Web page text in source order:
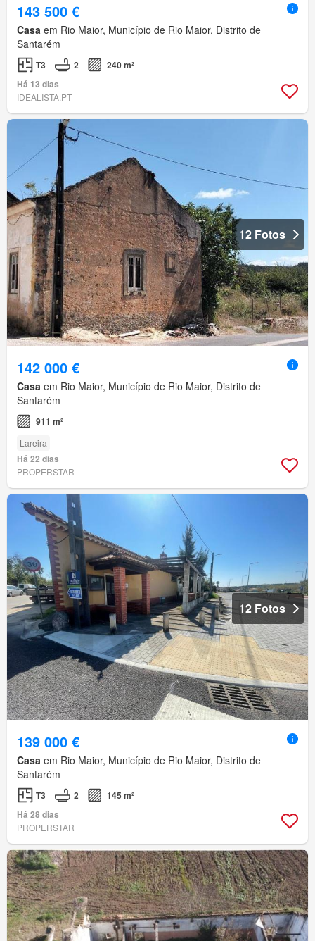
143 500 €
Casa em Rio Maior, Município de Rio Maior, Distrito de
Santarém
T3 2
240 m²
Há 13 dias
IDEALISTA.PT
12 Fotos
142 000 €
Casa em Rio Maior, Município de Rio Maior, Distrito de
Santarém
911 m²
Lareira
Há 22 dias
PROPERSTAR
12 Fotos
139 000 €
Casa em Rio Maior, Município de Rio Maior, Distrito de
Santarém
T3 2
145 m²
Há 28 dias
PROPERSTAR